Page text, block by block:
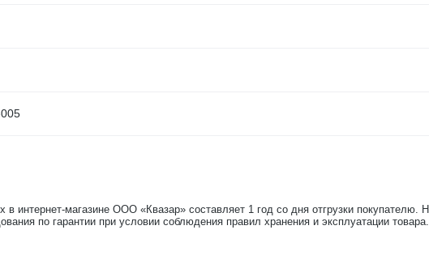
в интернет-магазине ООО «Квазар» составляет 1 год со дня отгрузки покупателю.
по гарантии при условии соблюдения правил хранения и эксплуатации товара.